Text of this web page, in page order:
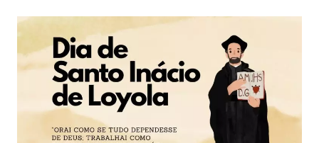
MELHOR
COR
DE
BATOM
PARA
VALORIZAR
SEU
TOM
DE